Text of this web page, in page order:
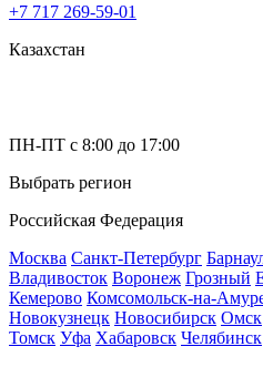
+7 717 269-59-01
Казахстан
ПН-ПТ с 8:00 до 17:00
Выбрать регион
Российская Федерация
Москва Санкт-Петербург
Владивосток Воронеж Грозный
Кемерово Комсомольск-на-
Новокузнецк Новосибирск Омск
Томск Уфа Хабаровск Челябинск